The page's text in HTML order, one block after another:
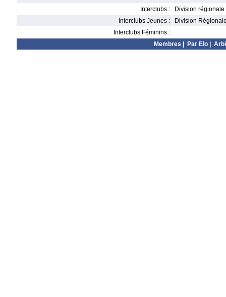
Interclubs :
Division régionale
Interclubs Jeunes :
Division
Interclubs Féminins :
Membres
Par Elo